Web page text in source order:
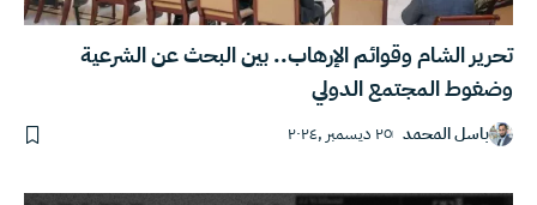
تحرير الشام وقوائم الإرهاب.. بين البحث عن الشرعية
وضغوط المجتمع الدولي
باسل المحمد ٢٥ ديسمبر ,٢٠٢٤